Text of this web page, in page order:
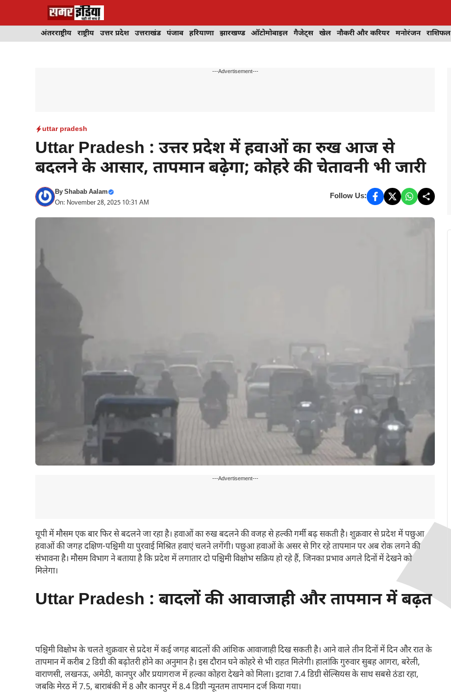
अंतरराष्ट्रीय राष्ट्रीय उत्तर प्रदेश उत्तराखंड पंजाब हरियाणा झारखण्ड ऑटोमोबाइल गैजेट्स खेल नौकरी और करियर मनोरंजन राशिफल
---Advertisement---
uttar pradesh
Uttar Pradesh : उत्तर प्रदेश में हवाओं का रुख आज से
बदलने के आसार, तापमान बढ़ेगा; कोहरे की चेतावनी भी जारी
ByShabab Aalam
On: November 28, 2025 10:31 AM
Follow Us:
---Advertisement---
यूपी में मौसम एक बार फिर से बदलने जा रहा है। हवाओं का रुख बदलने की वजह से हल्की गर्मी बढ़ सकती है। शुक्रवार से प्रदेश में पछुआ
हवाओं की जगह दक्षिण-पश्चिमी या पुरवाई मिश्रित हवाएं चलने लगेंगी। पछुआ हवाओं के असर से गिर रहे तापमान पर अब रोक लगने की
संभावना है। मौसम विभाग ने बताया है कि प्रदेश में लगातार दो पश्चिमी विक्षोभ सक्रिय हो रहे हैं, जिनका प्रभाव अगले दिनों में देखने को
मिलेगा।
Uttar Pradesh : बादलों की आवाजाही और तापमान में बढ़त
पश्चिमी विक्षोभ के चलते शुक्रवार से प्रदेश में कई जगह बादलों की आंशिक आवाजाही दिख सकती है। आने वाले तीन दिनों में दिन और रात के
तापमान में करीब 2 डिग्री की बढ़ोतरी होने का अनुमान है। इस दौरान घने कोहरे से भी राहत मिलेगी। हालांकि गुरुवार सुबह आगरा, बरेली,
वाराणसी, लखनऊ, अमेठी, कानपुर और प्रयागराज में हल्का कोहरा देखने को मिला। इटावा 7.4 डिग्री सेल्सियस के साथ सबसे ठंडा रहा,
जबकि मेरठ में 7.5, बाराबंकी में 8 और कानपुर में 8.4 डिग्री न्यूनतम तापमान दर्ज किया गया।